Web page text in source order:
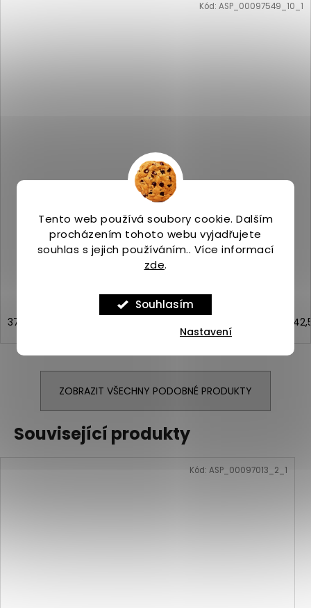
Tento web používá soubory cookie. Dalším
procházením tohoto webu vyjadřujete
souhlas s jejich používáním.. Více informací
zde.
Souhlasím
Nastavení
Merrell WRAPT MID WP poplar
Skladem (1 ks)
3 039 Kč
37,5
Kód: ASP_00097549_10_1
ZOBRAZIT VŠECHNY PODOBNÉ PRODUKTY
Související produkty
Kód: ASP_00097013_2_1